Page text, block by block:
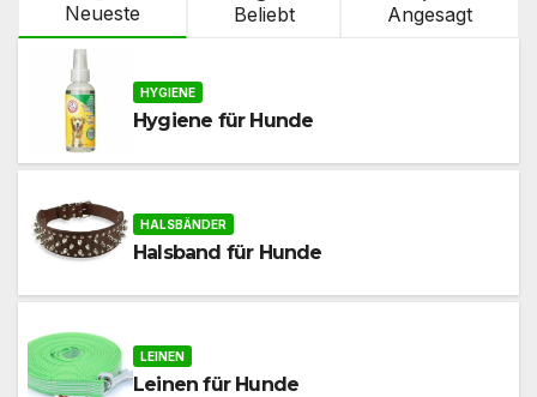
Neueste Beliebt Angesagt
HYGIENE
Hygiene für Hunde
HALSBÄNDER
Halsband für Hunde
LEINEN
Leinen für Hunde